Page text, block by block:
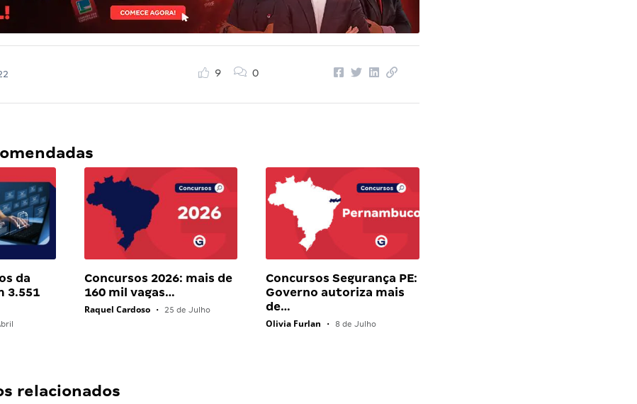
9 0
da
3.551
Concursos 2026: mais de
160 mil vagas…
Raquel Cardoso • 25 de Julho
Concursos Segurança PE:
Governo autoriza mais
de…
Olivia Furlan • 8 de Julho
relacionados